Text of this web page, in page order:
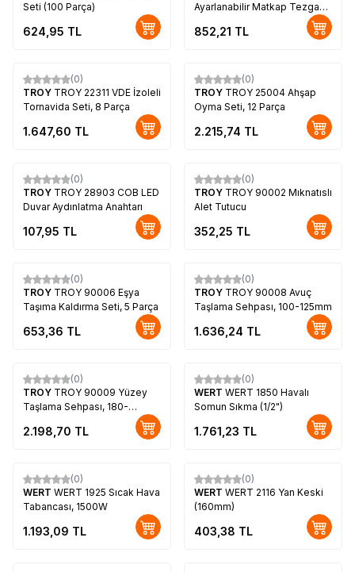
Seti (100 Parça)
624,95 TL
Ayarlanabilir Matkap Tezgahı
852,21 TL
(0)
TROY TROY 22311 VDE İzoleli
Tornavida Seti, 8 Parça
1.647,60 TL
(0)
TROY TROY 25004 Ahşap
Oyma Seti, 12 Parça
2.215,74 TL
(0)
TROY TROY 28903 COB LED
Duvar Aydınlatma Anahtarı
107,95 TL
(0)
TROY TROY 90002 Mıknatıslı
Alet Tutucu
352,25 TL
(0)
TROY TROY 90006 Eşya
Taşıma Kaldırma Seti, 5 Parça
653,36 TL
(0)
TROY TROY 90008 Avuç
Taşlama Sehpası, 100-125mm
1.636,24 TL
(0)
TROY TROY 90009 Yüzey
Taşlama Sehpası, 180-
2.198,70 TL
(0)
WERT WERT 1850 Havalı
Somun Sıkma (1/2")
1.761,23 TL
(0)
WERT WERT 1925 Sıcak Hava
Tabancası, 1500W
1.193,09 TL
(0)
WERT WERT 2116 Yan Keski
(160mm)
403,38 TL